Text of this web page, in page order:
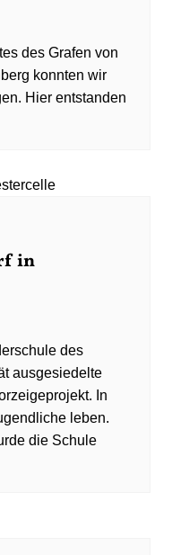
des Grafen von
konnten wir
Hier entstanden
in
des
ausgesiedelte
In
leben.
die Schule